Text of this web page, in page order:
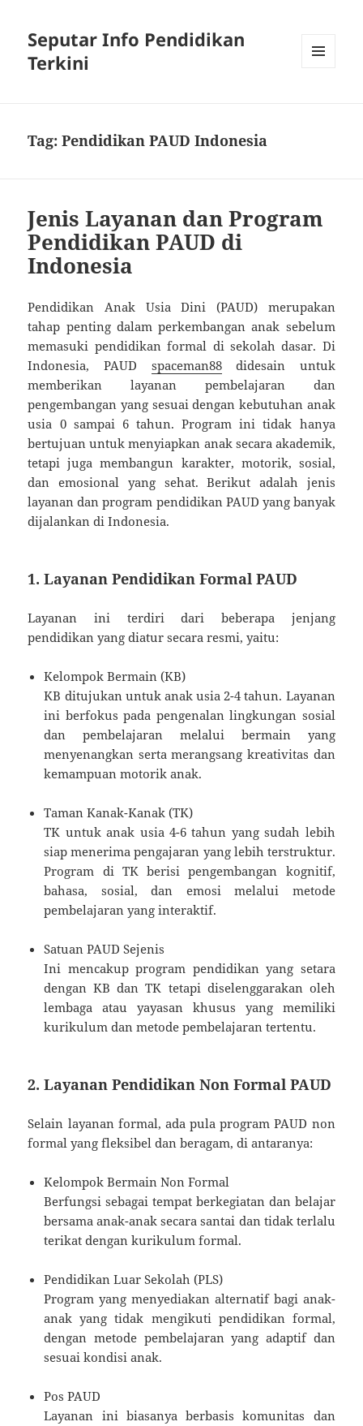
Seputar Info Pendidikan
Terkini
Tag:Pendidikan PAUD Indonesia
Jenis Layanan dan Program
Pendidikan PAUD di
Indonesia
Pendidikan Anak Usia Dini (PAUD) merupakan
tahap penting dalam perkembangan anak sebelum
memasuki pendidikan formal di sekolah dasar. Di
Indonesia, PAUD spaceman88didesain untuk
memberikan layanan pembelajaran dan
pengembangan yang sesuai dengan kebutuhan anak
usia 0 sampai 6 tahun. Program ini tidak hanya
bertujuan untuk menyiapkan anak secara akademik,
tetapi juga membangun karakter, motorik, sosial,
dan emosional yang sehat. Berikut adalah jenis
layanan dan program pendidikan PAUD yang banyak
dijalankan di Indonesia.
1. Layanan Pendidikan Formal PAUD
Layanan ini terdiri dari beberapa jenjang
pendidikan yang diatur secara resmi, yaitu:
Kelompok Bermain (KB)
KB ditujukan untuk anak usia 2-4 tahun. Layanan
ini berfokus pada pengenalan lingkungan sosial
dan pembelajaran melalui bermain yang
menyenangkan serta merangsang kreativitas dan
kemampuan motorik anak.
Taman Kanak-Kanak (TK)
TK untuk anak usia 4-6 tahun yang sudah lebih
siap menerima pengajaran yang lebih terstruktur.
Program di TK berisi pengembangan kognitif,
bahasa, sosial, dan emosi melalui metode
pembelajaran yang interaktif.
Satuan PAUD Sejenis
Ini mencakup program pendidikan yang setara
dengan KB dan TK tetapi diselenggarakan oleh
lembaga atau yayasan khusus yang memiliki
kurikulum dan metode pembelajaran tertentu.
2. Layanan Pendidikan Non Formal PAUD
Selain layanan formal, ada pula program PAUD non
formal yang fleksibel dan beragam, di antaranya:
Kelompok Bermain Non Formal
Berfungsi sebagai tempat berkegiatan dan belajar
bersama anak-anak secara santai dan tidak terlalu
terikat dengan kurikulum formal.
Pendidikan Luar Sekolah (PLS)
Program yang menyediakan alternatif bagi anak-
anak yang tidak mengikuti pendidikan formal,
dengan metode pembelajaran yang adaptif dan
sesuai kondisi anak.
Pos PAUD
Layanan ini biasanya berbasis komunitas dan